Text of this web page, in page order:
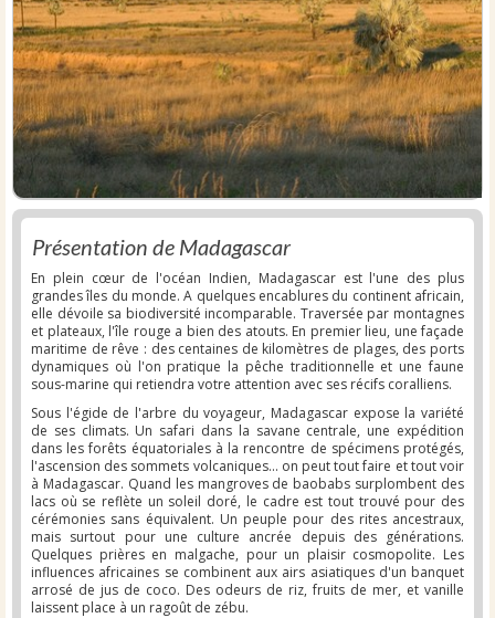
Présentation de Madagascar
En plein cœur de l'océan Indien, Madagascar est l'une des plus
grandes îles du monde. A quelques encablures du continent africain,
elle dévoile sa biodiversité incomparable. Traversée par montagnes
et plateaux, l'île rouge a bien des atouts. En premier lieu, une façade
maritime de rêve : des centaines de kilomètres de plages, des ports
dynamiques où l'on pratique la pêche traditionnelle et une faune
sous-marine qui retiendra votre attention avec ses récifs coralliens.
Sous l'égide de l'arbre du voyageur, Madagascar expose la variété
de ses climats. Un safari dans la savane centrale, une expédition
dans les forêts équatoriales à la rencontre de spécimens protégés,
l'ascension des sommets volcaniques... on peut tout faire et tout voir
à Madagascar. Quand les mangroves de baobabs surplombent des
lacs où se reflète un soleil doré, le cadre est tout trouvé pour des
cérémonies sans équivalent. Un peuple pour des rites ancestraux,
mais surtout pour une culture ancrée depuis des générations.
Quelques prières en malgache, pour un plaisir cosmopolite. Les
influences africaines se combinent aux airs asiatiques d'un banquet
arrosé de jus de coco. Des odeurs de riz, fruits de mer, et vanille
laissent place à un ragoût de zébu.